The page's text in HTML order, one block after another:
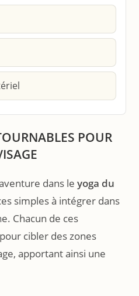
POUR
dans leyoga du
simples à intégrer dans
Chacun de ces
cibler des zones
apportant ainsi une